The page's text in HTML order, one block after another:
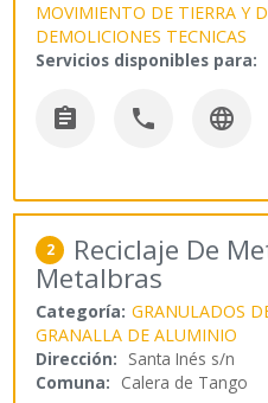
MOVIMIENTO DE TIERRA Y
DEMOLICIONES TECNICAS
Servicios disponibles para:
  
2 Reciclaje De
Metalbras
Categoría: GRANULADOS
GRANALLA DE ALUMINIO
Dirección: Santa Inés s/n
Comuna: Calera de Tango